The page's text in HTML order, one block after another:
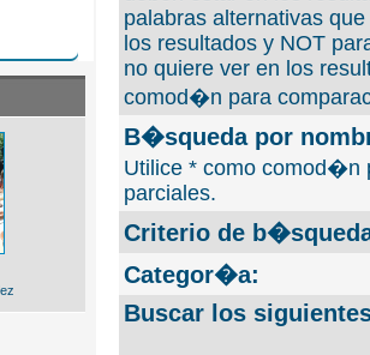
palabras alternativas
los resultados y NOT
no quiere ver en los
comod�n para
B�squeda por
Utilice * como comod�n
parciales.
Criterio de
Categor�a:
Buscar los